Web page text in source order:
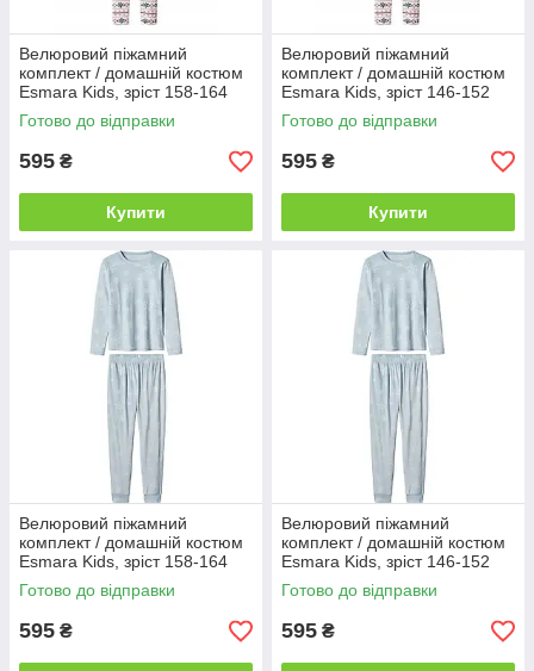
Велюровий піжамний
комплект / домашній костюм
Esmara Kids, зріст 158-164
(12-14 років), колір рожевий
Готово до відправки
595 ₴
Купити
Велюровий піжамний
комплект / домашній костюм
Esmara Kids, зріст 146-152
(10-12 років), колір рожевий
Готово до відправки
595 ₴
Купити
Велюровий піжамний
комплект / домашній костюм
Esmara Kids, зріст 158-164
(12-14 років), колір блакитний
Готово до відправки
595 ₴
Велюровий піжамний
комплект / домашній костюм
Esmara Kids, зріст 146-152
(10-12 років), колір блакитний
Готово до відправки
595 ₴